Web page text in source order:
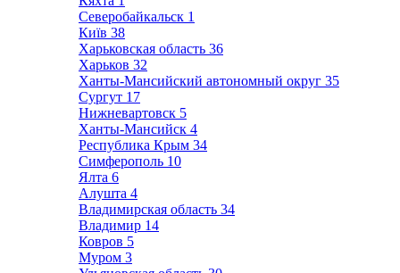
Северобайкальск 1
Київ 38
Харьковская область 36
Харьков 32
Ханты-Мансийский автономный округ 35
Сургут 17
Нижневартовск 5
Ханты-Мансийск 4
Республика Крым 34
Симферополь 10
Ялта 6
Алушта 4
Владимирская область 34
Владимир 14
Ковров 5
Муром 3